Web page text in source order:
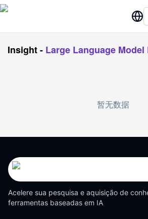
Insight- Large Language Model
暂无数据
Acelere sua pesquisa e aquisição de
ferramentas baseadas em IA